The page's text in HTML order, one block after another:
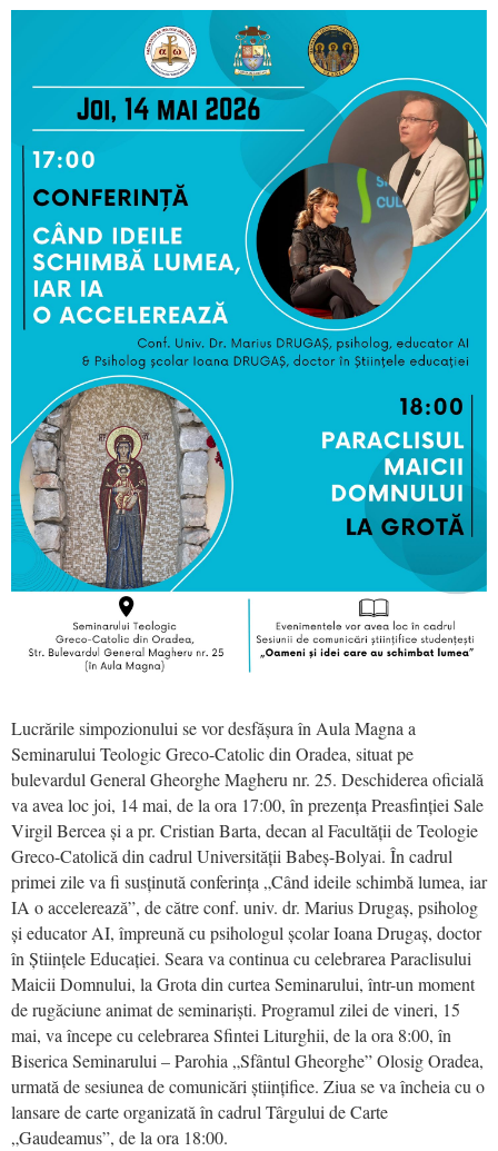
Lucrările simpozionului se vor desfășura în Aula Magna a
Seminarului Teologic Greco-Catolic din Oradea, situat pe
bulevardul General Gheorghe Magheru nr. 25. Deschiderea oficială
va avea loc joi, 14 mai, de la ora 17:00, în prezența Preasfinției Sale
Virgil Bercea și a pr. Cristian Barta, decan al Facultății de Teologie
Greco-Catolică din cadrul Universității Babeș-Bolyai. În cadrul
primei zile va fi susținută conferința „Când ideile schimbă lumea, iar
IA o accelerează”, de către conf. univ. dr. Marius Drugaș, psiholog
și educator AI, împreună cu psihologul școlar Ioana Drugaș, doctor
în Științele Educației. Seara va continua cu celebrarea Paraclisului
Maicii Domnului, la Grota din curtea Seminarului, într-un moment
de rugăciune animat de seminariști. Programul zilei de vineri, 15
mai, va începe cu celebrarea Sfintei Liturghii, de la ora 8:00, în
Biserica Seminarului – Parohia „Sfântul Gheorghe” Olosig Oradea,
urmată de sesiunea de comunicări științifice. Ziua se va încheia cu o
lansare de carte organizată în cadrul Târgului de Carte
„Gaudeamus”, de la ora 18:00.